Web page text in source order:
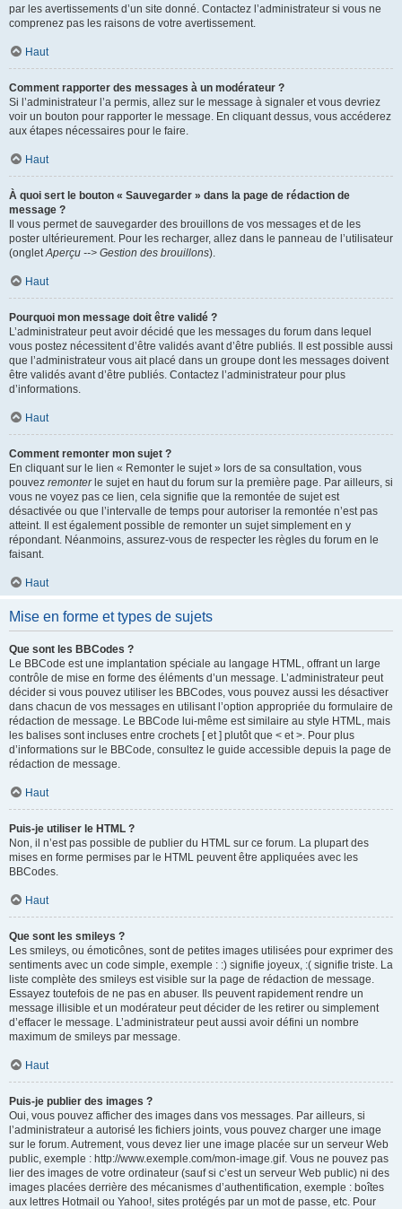
par les avertissements d’un site donné. Contactez l’administrateur si vous ne
comprenez pas les raisons de votre avertissement.
Haut
Comment rapporter des messages à un modérateur ?
Si l’administrateur l’a permis, allez sur le message à signaler et vous devriez
voir un bouton pour rapporter le message. En cliquant dessus, vous accéderez
aux étapes nécessaires pour le faire.
Haut
À quoi sert le bouton « Sauvegarder » dans la page de rédaction de
message ?
Il vous permet de sauvegarder des brouillons de vos messages et de les
poster ultérieurement. Pour les recharger, allez dans le panneau de l’utilisateur
(ongletAperçu --> Gestion des brouillons).
Haut
Pourquoi mon message doit être validé ?
L’administrateur peut avoir décidé que les messages du forum dans lequel
vous postez nécessitent d’être validés avant d’être publiés. Il est possible aussi
que l’administrateur vous ait placé dans un groupe dont les messages doivent
être validés avant d’être publiés. Contactez l’administrateur pour plus
d’informations.
Haut
Comment remonter mon sujet ?
En cliquant sur le lien « Remonter le sujet » lors de sa consultation, vous
pouvez remonterle sujet en haut du forum sur la première page. Par ailleurs, si
vous ne voyez pas ce lien, cela signifie que la remontée de sujet est
désactivée ou que l’intervalle de temps pour autoriser la remontée n’est pas
atteint. Il est également possible de remonter un sujet simplement en y
répondant. Néanmoins, assurez-vous de respecter les règles du forum en le
faisant.
Haut
Mise en forme et types de sujets
Que sont les BBCodes ?
Le BBCode est une implantation spéciale au langage HTML, offrant un large
contrôle de mise en forme des éléments d’un message. L’administrateur peut
décider si vous pouvez utiliser les BBCodes, vous pouvez aussi les désactiver
dans chacun de vos messages en utilisant l’option appropriée du formulaire de
rédaction de message. Le BBCode lui-même est similaire au style HTML, mais
les balises sont incluses entre crochets [ et ] plutôt que < et >. Pour plus
d’informations sur le BBCode, consultez le guide accessible depuis la page de
rédaction de message.
Haut
Puis-je utiliser le HTML ?
Non, il n’est pas possible de publier du HTML sur ce forum. La plupart des
mises en forme permises par le HTML peuvent être appliquées avec les
BBCodes.
Haut
Que sont les smileys ?
Les smileys, ou émoticônes, sont de petites images utilisées pour exprimer des
sentiments avec un code simple, exemple : :) signifie joyeux, :( signifie triste. La
liste complète des smileys est visible sur la page de rédaction de message.
Essayez toutefois de ne pas en abuser. Ils peuvent rapidement rendre un
message illisible et un modérateur peut décider de les retirer ou simplement
d’effacer le message. L’administrateur peut aussi avoir défini un nombre
maximum de smileys par message.
Haut
Puis-je publier des images ?
Oui, vous pouvez afficher des images dans vos messages. Par ailleurs, si
l’administrateur a autorisé les fichiers joints, vous pouvez charger une image
sur le forum. Autrement, vous devez lier une image placée sur un serveur Web
public, exemple : http://www.exemple.com/mon-image.gif. Vous ne pouvez pas
lier des images de votre ordinateur (sauf si c’est un serveur Web public) ni des
images placées derrière des mécanismes d’authentification, exemple : boîtes
aux lettres Hotmail ou Yahoo!, sites protégés par un mot de passe, etc. Pour